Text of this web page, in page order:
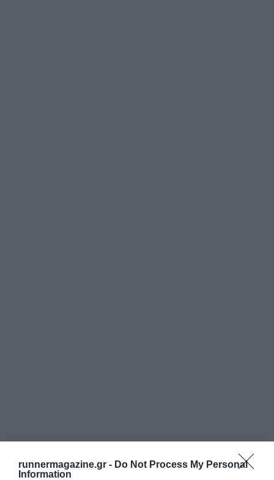
runnermagazine.gr - Do Not Process My Personal
Information